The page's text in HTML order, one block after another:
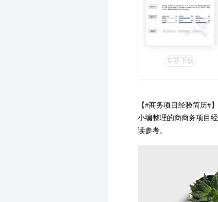
立即下载
【#商务项目经验简历#
小编整理的商商务项目
读参考。